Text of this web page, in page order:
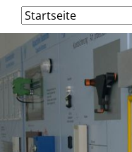
Navigation
überspringen